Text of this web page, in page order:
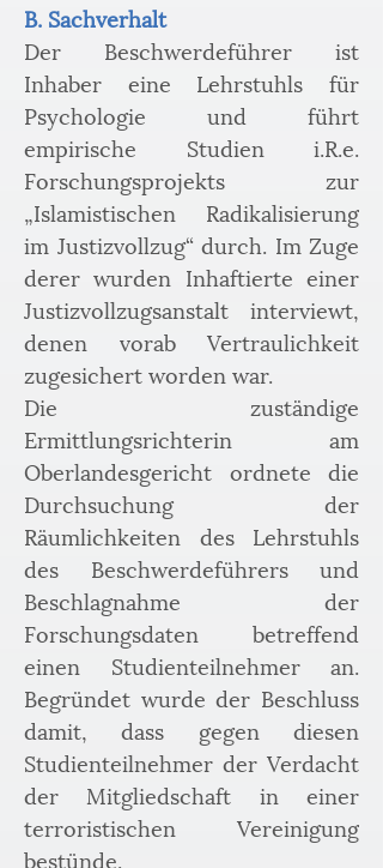
B. Sachverhalt
Der Beschwerdeführer ist
Inhaber eine Lehrstuhls für
Psychologie und führt
empirische Studien i.R.e.
Forschungsprojekts zur
„Islamistischen Radikalisierung
im Justizvollzug“ durch. Im Zuge
derer wurden Inhaftierte einer
Justizvollzugsanstalt interviewt,
denen vorab Vertraulichkeit
zugesichert worden war.
Die zuständige
Ermittlungsrichterin am
Oberlandesgericht ordnete die
Durchsuchung der
Räumlichkeiten des Lehrstuhls
des Beschwerdeführers und
Beschlagnahme der
Forschungsdaten betreffend
einen Studienteilnehmer an.
Begründet wurde der Beschluss
damit, dass gegen diesen
Studienteilnehmer der Verdacht
der Mitgliedschaft in einer
terroristischen Vereinigung
bestünde.